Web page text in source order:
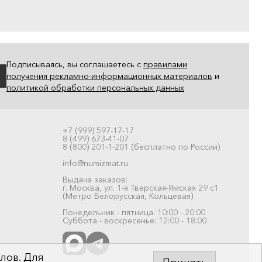
Подписываясь, вы соглашаетесь с правилами
получения рекламно-информационных материалов и
политикой обработки персональных данных
+7 (999) 597-17-17
8 (499) 673-41-07
8 (800) 201-1-201 (бесплатно по России)
info@numizmat.ru
Выдача заказов:
г. Москва, ул. 1-я Тверская-Ямская 29 с1
(Метро Белорусская, Кольцевая)
Понедельник - пятница: 10:00 - 20:00
Суббота - воскресенье: 12:00 - 18:00
Для